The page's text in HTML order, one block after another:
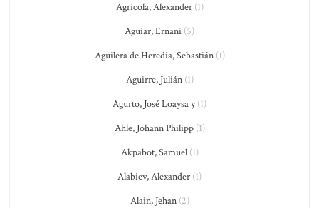
Agricola, Alexander(1)
Aguiar, Ernani (5)
Aguilera de Heredia, Sebastián(1)
Aguirre, Julián(1)
Agurto, José Loaysa y(1)
Ahle, Johann Philipp(1)
Akpabot, Samuel(1)
Alabiev, Alexander (1)
Alain, Jehan(2)